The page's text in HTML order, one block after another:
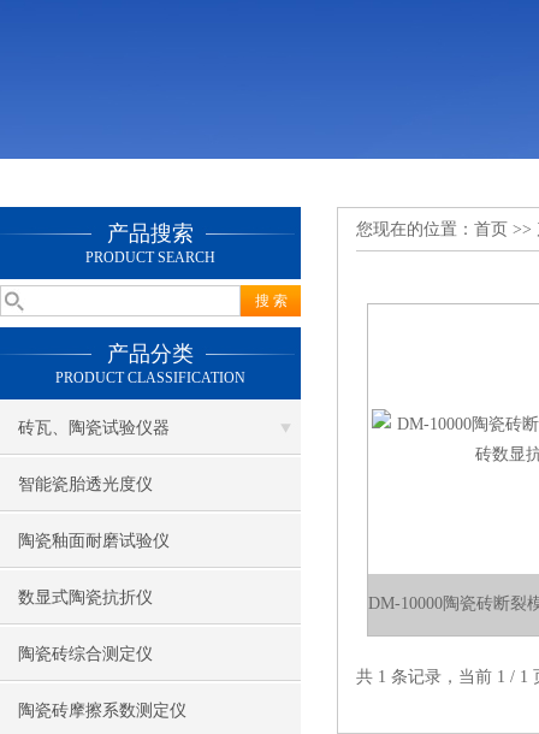
产品搜索
PRODUCT SEARCH
产品分类
PRODUCT CLASSIFICATION
砖瓦、陶瓷试验仪器
智能瓷胎透光度仪
陶瓷釉面耐磨试验仪
数显式陶瓷抗折仪
陶瓷砖综合测定仪
陶瓷砖摩擦系数测定仪
您现在的位置： 首页 >>
共 1 条记录，当前 1 /